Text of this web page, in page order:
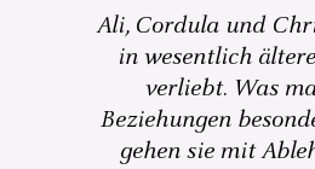
Ali, Cordula und
in wesentlich
verliebt. Was
Beziehungen
gehen sie mit